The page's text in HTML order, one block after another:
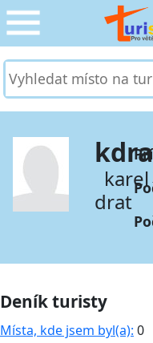
CESTOVÁNÍ
SLUŽBY & DOPRAVA
PRO TURISTY ›
MOJE TURISTIKA ›
karel
drat
Deník turisty
Místa, kde jsem byl(a): 0